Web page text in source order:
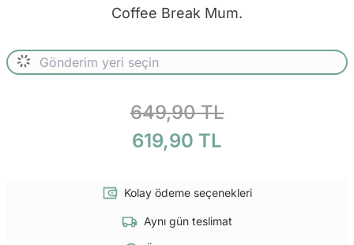
Coffee Break Mum.
649,90 TL
619,90 TL
Kolay ödeme seçenekleri
Aynı gün teslimat